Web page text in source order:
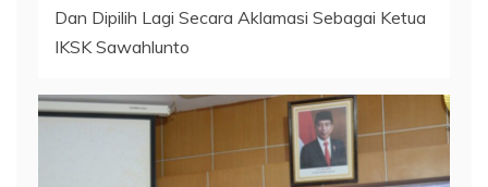
Dan Dipilih Lagi Secara Aklamasi Sebagai Ketua
IKSK Sawahlunto